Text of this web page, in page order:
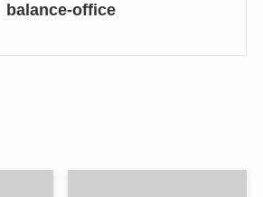
balance-office